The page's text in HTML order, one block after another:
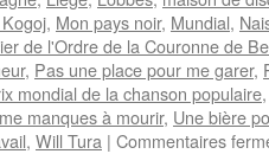
, Mon pays noir, Mundial,
de l'Ordre de la Couronne de
, Pas une place pour me garer,
mondial de la chanson populaire
manques à mourir, Une bière
, Will Tura | Commentaires